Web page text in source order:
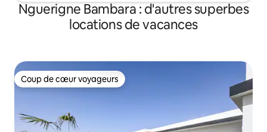
Nguerigne Bambara : d'autres superbes
locations de vacances
Coup de cœur voyageurs
Coup de cœur voyageurs